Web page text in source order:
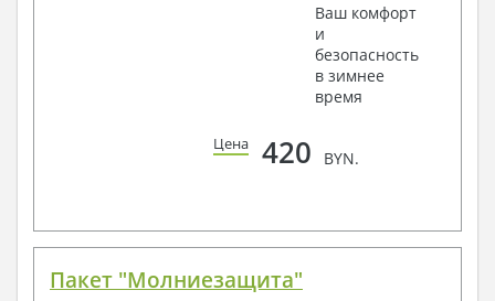
Ваш комфорт
и
безопасность
в зимнее
время
Цена 420 BYN.
Пакет "Молниезащита"